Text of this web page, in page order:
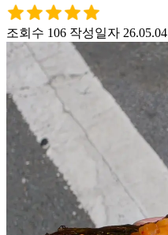
조회수 106 작성일자 26.05.04